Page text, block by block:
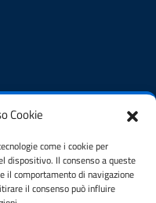
Cookie
come i cookie per
dispositivo. Il consenso a queste
il comportamento di navigazione
il consenso può influire